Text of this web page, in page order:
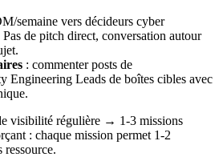
semaine vers décideurs cyber
de pitch direct, conversation autour
: commenter posts de
Engineering Leads de boîtes cibles avec
visibilité régulière → 1-3 missions
: chaque mission permet 1-2
ressource.